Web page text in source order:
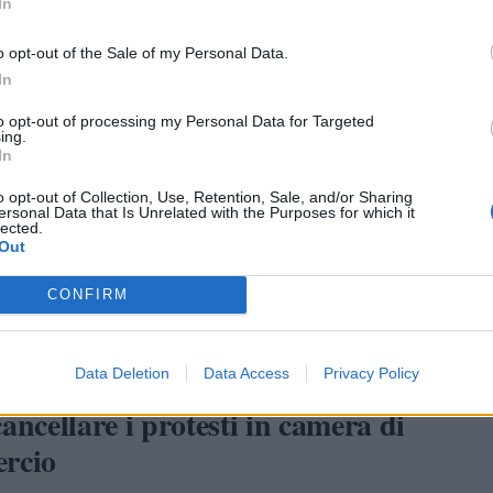
opt-out of the Sale of my Personal Data.
opt-out of processing my Personal Data for Targeted
opt-out of Collection, Use, Retention, Sale, and/or Sharing
Data that Is Unrelated with the Purposes for which it
CONFIRM
Data Deletion Data Access Privacy Policy
Se si tratta di un imprenditore che partecipa ad appalti
nel Registro Protesti
procedura di gara, oltre ai costi legali che bisogna
dalla procedura di pignoramento.
il protestato che svolge un’attività commerciale
a relazionarsi con i suoi fornitori che temeranno di
e di instaurare partnership.
i protesti in camera di